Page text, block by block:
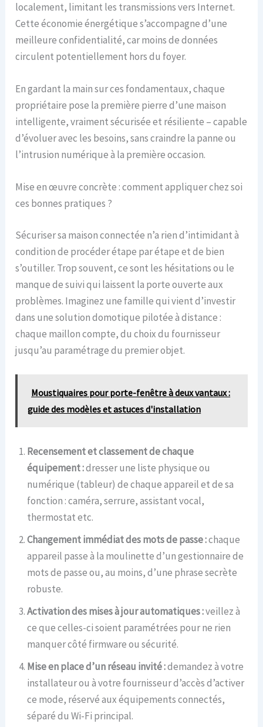
localement, limitant les transmissions vers Internet.
Cette économie énergétique s’accompagne d’une
meilleure confidentialité, car moins de données
circulent potentiellement hors du foyer.
En gardant la main sur ces fondamentaux, chaque
propriétaire pose la première pierre d’une maison
intelligente, vraiment sécurisée et résiliente – capable
d’évoluer avec les besoins, sans craindre la panne ou
l’intrusion numérique à la première occasion.
Mise en œuvre concrète : comment appliquer chez soi
ces bonnes pratiques ?
Sécuriser sa maison connectée n’a rien d’intimidant à
condition de procéder étape par étape et de bien
s’outiller. Trop souvent, ce sont les hésitations ou le
manque de suivi qui laissent la porte ouverte aux
problèmes. Imaginez une famille qui vient d’investir
dans une solution domotique pilotée à distance :
chaque maillon compte, du choix du fournisseur
jusqu’au paramétrage du premier objet.
Moustiquaires pour porte-fenêtre à deux vantaux :
guide des modèles et astuces d'installation
Recensement et classement de chaque
équipement :dresser une liste physique ou
numérique (tableur) de chaque appareil et de sa
fonction : caméra, serrure, assistant vocal,
thermostat etc.
Changement immédiat des mots de passe :chaque
appareil passe à la moulinette d’un gestionnaire de
mots de passe ou, au moins, d’une phrase secrète
robuste.
Activation des mises à jour automatiques :veillez à
ce que celles-ci soient paramétrées pour ne rien
manquer côté firmware ou sécurité.
Mise en place d’un réseau invité :demandez à votre
installateur ou à votre fournisseur d’accès d’activer
ce mode, réservé aux équipements connectés,
séparé du Wi-Fi principal.